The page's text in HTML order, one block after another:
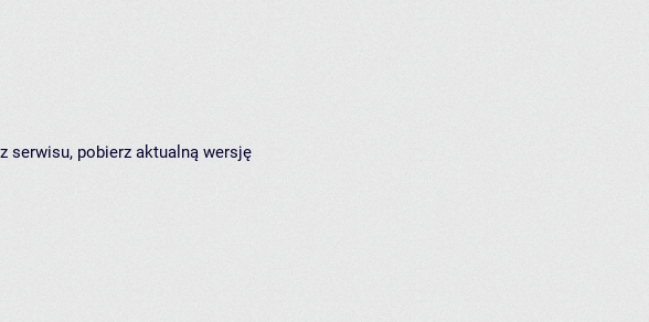
serwisu, pobierz aktualną wersję